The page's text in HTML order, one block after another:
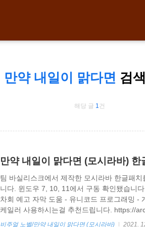
만약 내일이 맑다면 검
해당 글 1건
만약 내일이 맑다면 (모시라바) 한
팀 바실리스크에서 제작한 모시라바 한글패
니다. 윈도우 7, 10, 11에서 구동 확인됐습니
차회 예고 자막 도움 - 유니코드 프로그래밍 -
케일러 사용하시는걸 추천드립니다. https://
FSR로 업스케일(리마스터) 하기 - 유즈소프
비주얼 노벨/만약 내일이 맑다면 (모시라바) 2021.